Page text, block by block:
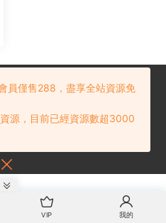
贛ICP備202101234号 内容投訴建議
VIP 我的
員僅售288，盡享全站資源免
源，目前已經資源數超3000